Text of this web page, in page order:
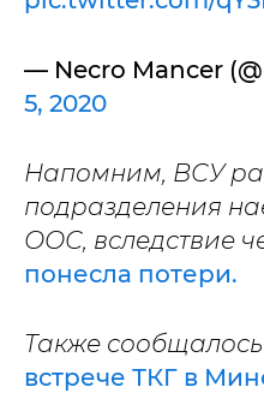
— Necro Mancer
5, 2020
Напомним, ВСУ
подразделения
ООС, вследствие
понесла потери.
Также
встрече ТКГ в